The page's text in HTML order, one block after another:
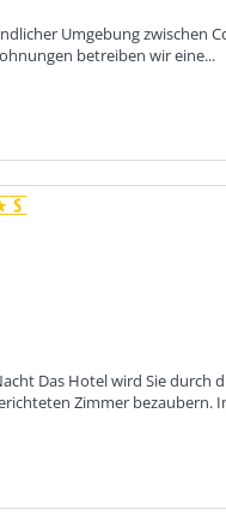
Umgebung zwischen
betreiben wir eine...
Das Hotel wird Sie durch
Zimmer bezaubern.